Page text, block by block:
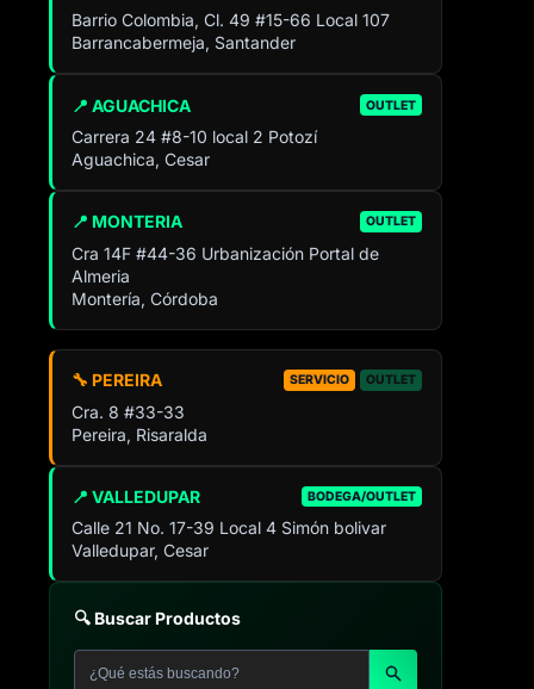
Barrio Colombia, Cl. 49 #15-66 Local 107
Barrancabermeja, Santander
📍 AGUACHICA OUTLET
Carrera 24 #8-10 local 2 Potozí
Aguachica, Cesar
📍 MONTERIA OUTLET
Cra 14F #44-36 Urbanización Portal de
Almeria
Montería, Córdoba
📍 VALLEDUPAR BODEGA/OUTLET
Calle 21 No. 17-39 Local 4 Simón bolivar
Valledupar, Cesar
🔧 PEREIRA SERVICIO OUTLET
Cra. 8 #33-33
Pereira, Risaralda
🔍 Buscar Productos